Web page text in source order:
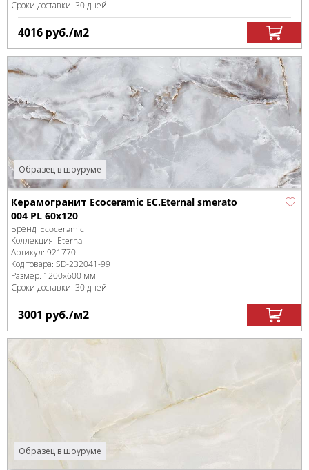
Сроки доставки: 30 дней
4016 руб./м2
Образец в шоуруме
Керамогранит Ecoceramic EC.Eternal smerato
004 PL 60x120
Бренд: Ecoceramic
Коллекция: Eternal
Артикул: 921770
Код товара: SD-232041-99
Размер: 1200x600 мм
Сроки доставки: 30 дней
3001 руб./м2
Образец в шоуруме